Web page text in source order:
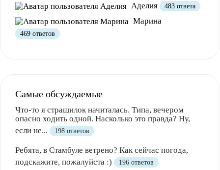
Аделия 483 ответа
Марина
469 ответов
Самые обсуждаемые
Что-то я страшилок начиталась. Типа, вечером
опасно ходить одной. Насколько это правда? Ну,
если не...
198 ответов
Ребята, в Стамбуле ветрено? Как сейчас погода,
подскажите, пожалуйста :)
196 ответов